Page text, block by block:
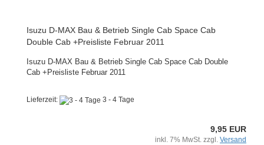
Isuzu D-MAX Bau & Betrieb Single Cab Space Cab
Double Cab +Preisliste Februar 2011
Isuzu D-MAX Bau & Betrieb Single Cab Space Cab Double
Cab +Preisliste Februar 2011
Lieferzeit: 3 - 4 Tage
9,95 EUR
inkl. 7% MwSt. zzgl. Versand